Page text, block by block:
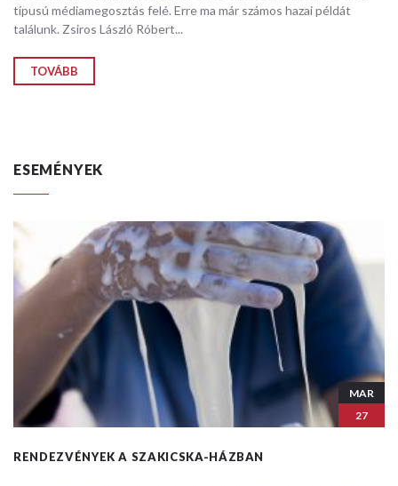
típusú médiamegosztás felé. Erre ma már számos hazai példát
találunk. Zsiros László Róbert...
TOVÁBB
ESEMÉNYEK
MAR
27
RENDEZVÉNYEK A SZAKICSKA-HÁZBAN